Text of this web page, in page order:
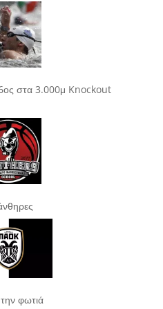
6ος στα 3.000μ Knockout
την φωτιά